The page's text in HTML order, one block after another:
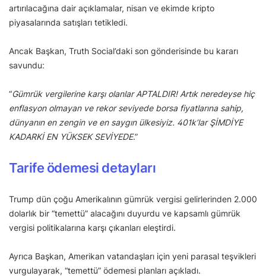
artırılacağına dair açıklamalar, nisan ve ekimde kripto
piyasalarında satışları tetikledi.
Ancak Başkan, Truth Social’daki son gönderisinde bu kararı
savundu:
“Gümrük vergilerine karşı olanlar APTALDIR! Artık neredeyse hiç
enflasyon olmayan ve rekor seviyede borsa fiyatlarına sahip,
dünyanın en zengin ve en saygın ülkesiyiz. 401k’lar ŞİMDİYE
KADARKİ EN YÜKSEK SEVİYEDE.”
Tarife ödemesi detayları
Trump dün çoğu Amerikalının gümrük vergisi gelirlerinden 2.000
dolarlık bir “temettü” alacağını duyurdu ve kapsamlı gümrük
vergisi politikalarına karşı çıkanları eleştirdi.
Ayrıca Başkan, Amerikan vatandaşları için yeni parasal teşvikleri
vurgulayarak, “temettü” ödemesi planları açıkladı.